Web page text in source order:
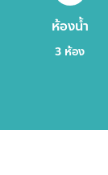
ห้องน้ำ
3 ห้อง